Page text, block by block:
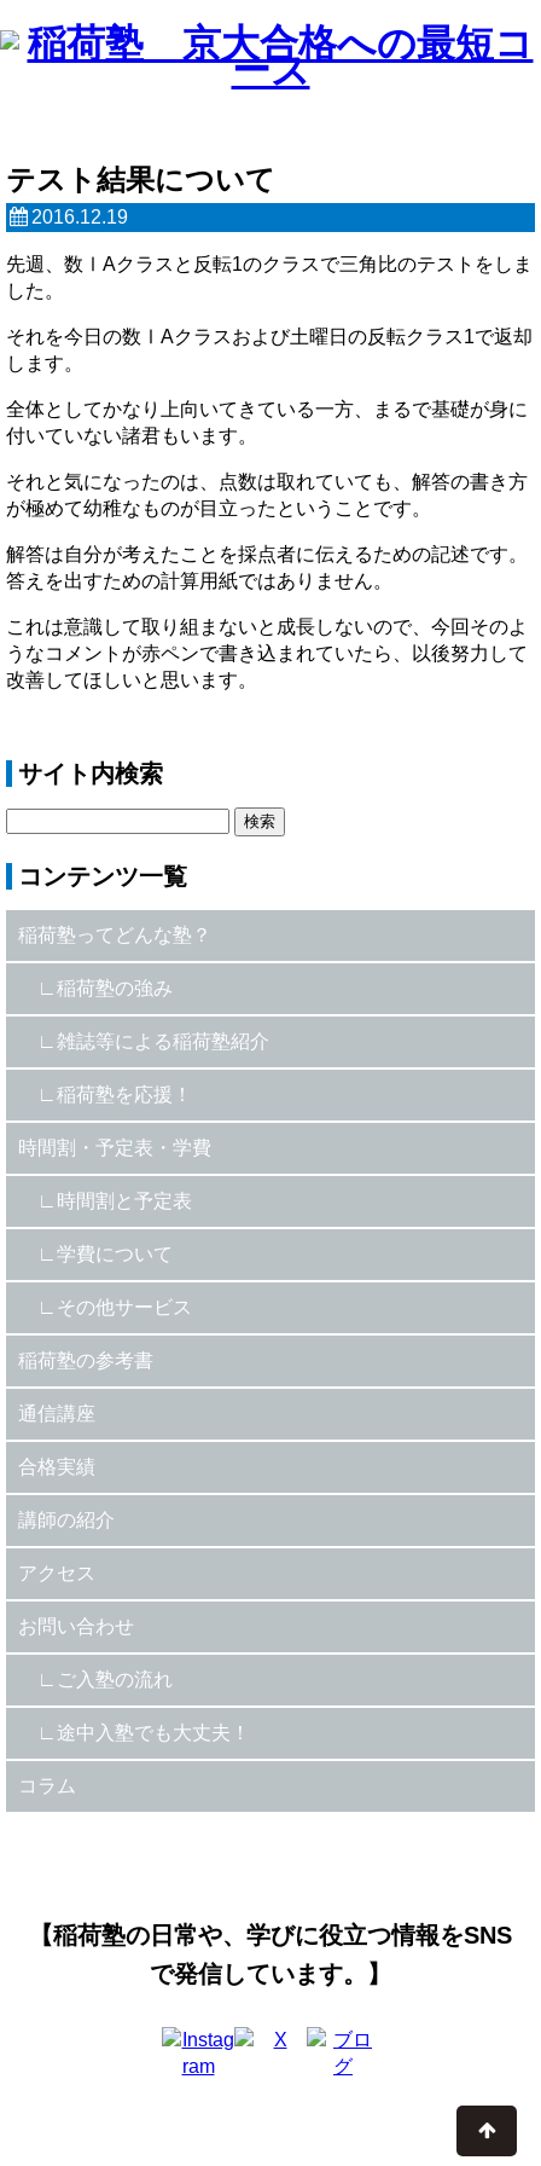
テスト結果について
2016.12.19
先週、数ⅠAクラスと反転1のクラスで三角比のテストをしま
した。
それを今日の数ⅠAクラスおよび土曜日の反転クラス1で返却
します。
全体としてかなり上向いてきている一方、まるで基礎が身に
付いていない諸君もいます。
それと気になったのは、点数は取れていても、解答の書き方
が極めて幼稚なものが目立ったということです。
解答は自分が考えたことを採点者に伝えるための記述です。
答えを出すための計算用紙ではありません。
これは意識して取り組まないと成長しないので、今回そのよ
うなコメントが赤ペンで書き込まれていたら、以後努力して
改善してほしいと思います。
サイト内検索
コンテンツ一覧
稲荷塾ってどんな塾？
稲荷塾の強み
雑誌等による稲荷塾紹介
稲荷塾を応援！
時間割・予定表・学費
時間割と予定表
学費について
その他サービス
稲荷塾の参考書
通信講座
合格実績
講師の紹介
アクセス
お問い合わせ
ご入塾の流れ
途中入塾でも大丈夫！
コラム
【稲荷塾の日常や、学びに役立つ情報をSNS
で発信しています。】